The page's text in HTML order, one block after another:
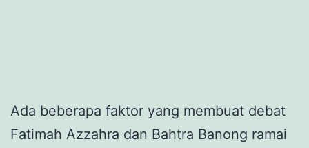
Ada beberapa faktor yang membuat debat
Fatimah Azzahra dan Bahtra Banong ramai